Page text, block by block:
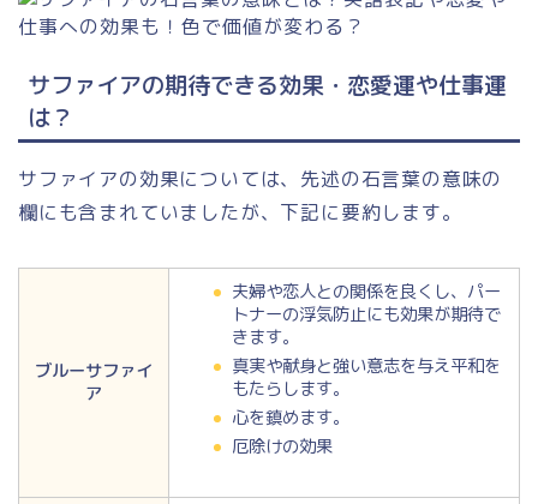
サファイアの期待できる効果・恋愛運や仕事運
は？
サファイアの効果については、先述の石言葉の意味の
欄にも含まれていましたが、下記に要約します。
ブルーサファイ
ア
夫婦や恋人との関係を良くし、パー
トナーの浮気防止にも効果が期待で
きます。
真実や献身と強い意志を与え平和を
もたらします。
心を鎮めます。
厄除けの効果